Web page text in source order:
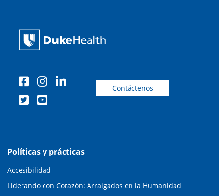
Contáctenos
Políticas y prácticas
Accesibilidad
Liderando con Corazón: Arraigados en la Humanidad